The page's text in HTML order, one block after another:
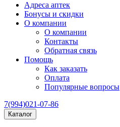
Адреса аптек
Бонусы и скидки
О компании
О компании
Контакты
Обратная связь
Помощь
Как заказать
Оплата
Популярные вопросы
7(994)021-07-86
Каталог